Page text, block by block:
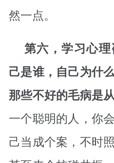
然一点。
第六，学习心
己是谁，自己为什
那些不好的毛病是
一个聪明的人，你
己当成个案，不时